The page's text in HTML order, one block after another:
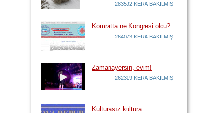
283592 KERÄ BAKILMIŞ
Komratta ne Kongresi oldu?
264073 KERÄ BAKILMIŞ
Zamanayersın, evim!
262319 KERÄ BAKILMIŞ
Kulturasız kultura